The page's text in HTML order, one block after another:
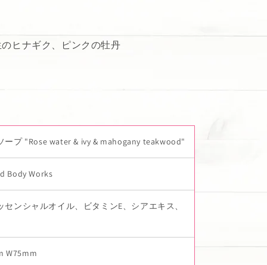
ヒナギク、ピンクの牡丹
ープ "Rose water & ivy & mahogany teakwood"
Body Works
センシャルオイル、ビタミンE、シアエキス、
W75mm